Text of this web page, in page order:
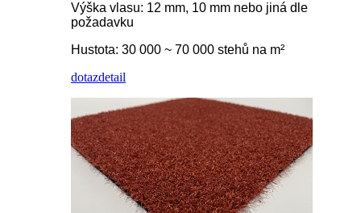
Výška vlasu: 12 mm, 10 mm nebo jiná dle
požadavku
Hustota: 30 000 ~ 70 000 stehů na m²
dotazdetail